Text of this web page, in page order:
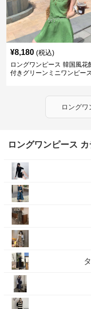
¥8,180 (税込)
ロングワンピース 韓国風花
付きグリーンミニワンピー
ロングワ
ロングワンピース